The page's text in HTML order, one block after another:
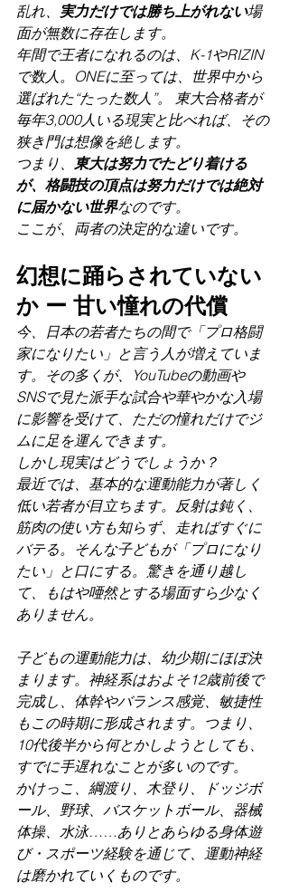
乱れ、 実力だけでは勝ち上がれない場
面が無数に存在します。
年間で王者になれるのは、K-1やRIZIN
で数人。ONEに至っては、世界中から
選ばれた“たった数人”。 東大合格者が
毎年3,000人いる現実と比べれば、その
狭き門は想像を絶します。
つまり、 東大は努力でたどり着ける
が、格闘技の頂点は努力だけでは絶対
に届かない世界なのです。
ここが、両者の決定的な違いです。
幻想に踊らされていない
か ー 甘い憧れの代償
今、日本の若者たちの間で「プロ格闘
家になりたい」と言う人が増えていま
す。その多くが、YouTubeの動画や
SNSで見た派手な試合や華やかな入場
に影響を受けて、ただの憧れだけでジ
ムに足を運んできます。
しかし現実はどうでしょうか？
最近では、基本的な運動能力が著しく
低い若者が目立ちます。反射は鈍く、
筋肉の使い方も知らず、走ればすぐに
バテる。そんな子どもが「プロになり
たい」と口にする。驚きを通り越し
て、もはや唖然とする場面すら少なく
ありません。
子どもの運動能力は、幼少期にほぼ決
まります。神経系はおよそ12歳前後で
完成し、体幹やバランス感覚、敏捷性
もこの時期に形成されます。つまり、
10代後半から何とかしようとしても、
すでに手遅れなことが多いのです。
かけっこ、綱渡り、木登り、ドッジボ
ール、野球、バスケットボール、器械
体操、水泳……ありとあらゆる身体遊
び・スポーツ経験を通じて、運動神経
は磨かれていくものです。